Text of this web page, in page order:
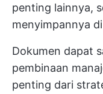
penting lainnya,
menyimpannya
Dokumen dapat
pembinaan
penting dari